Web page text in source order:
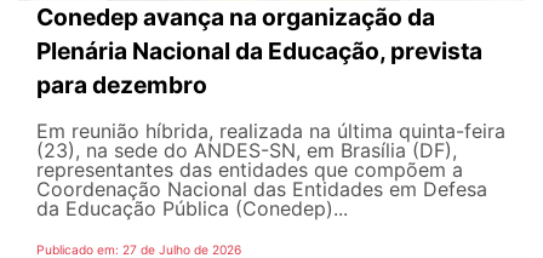
Conedep avança na organização da
Plenária Nacional da Educação, prevista
para dezembro
Em reunião híbrida, realizada na última quinta-feira
(23), na sede do ANDES-SN, em Brasília (DF),
representantes das entidades que compõem a
Coordenação Nacional das Entidades em Defesa
da Educação Pública (Conedep)...
Publicado em: 27 de Julho de 2026